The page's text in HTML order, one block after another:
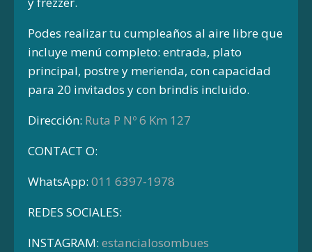
Podes realizar tu cumpleaños al aire libre que
incluye menú completo: entrada, plato
principal, postre y merienda, con capacidad
para 20 invitados y con brindis incluido.
Dirección: Ruta P Nº 6 Km 127
CONTACT O:
WhatsApp: 011 6397-1978
REDES SOCIALES:
INSTAGRAM: estancialosombues